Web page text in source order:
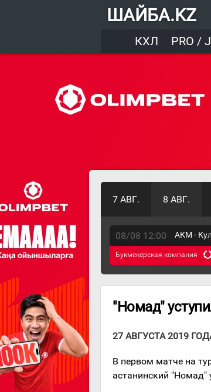
ШАЙБА.KZ
КХЛ
PRO /
7 АВГ. 8 АВГ.
08/08 12:00 АКМ -
Букмекерская компания
"Номад"
27 АВГУСТА 2019
В первом матче на
астанинский "Номад"